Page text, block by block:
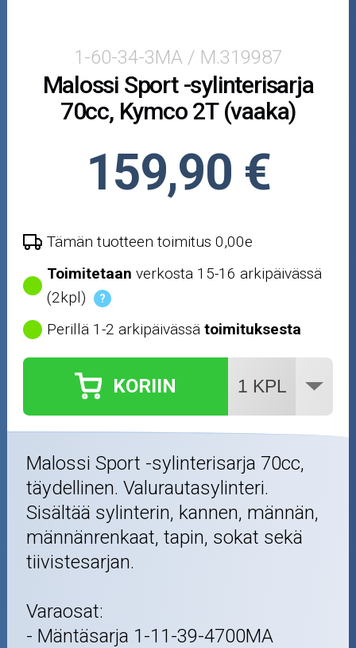
Mönkijän osat
Puutarha ja metsä
Ajovarusteet
Renkaat ja vanteet
Öljyt ja kemikaalit
Työkalut
Outlet-tuotteet
1-60-34-3MA / M.319987
Malossi Sport -sylinterisarja
70cc, Kymco 2T (vaaka)
159,90 €
Tämän tuotteen toimitus 0,00e
Toimitetaan verkosta 15-16 arkipäivässä
(2kpl)
?
Perillä 1-2 arkipäivässätoimituksesta
KORIIN
Malossi Sport -sylinterisarja 70cc,
täydellinen. Valurautasylinteri.
Sisältää sylinterin, kannen, männän,
männänrenkaat, tapin, sokat sekä
tiivistesarjan.
Varaosat:
- Mäntäsarja 1-11-39-4700MA